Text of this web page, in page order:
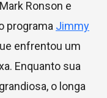
Ronson e
programa Jimmy
enfrentou um
Enquanto sua
o longa